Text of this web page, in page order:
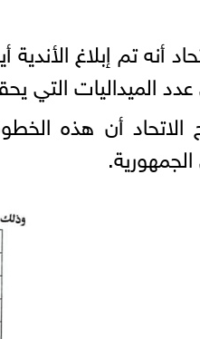
أنه تم إبلاغ
عدد الميداليات التي
أن هذه